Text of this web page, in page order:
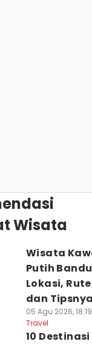
Wisata
Wisata
Putih
Lokasi,
dan Tipsnya
05 Agu 2026,
Travel
10